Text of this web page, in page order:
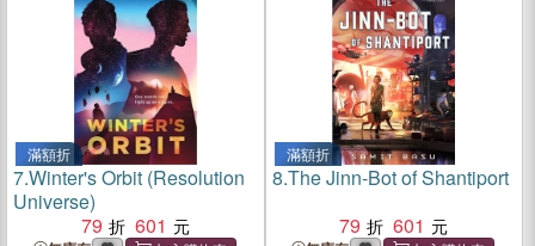
滿額折
7.Winter's Orbit (Resolution
Universe)
79
601
滿額折
8.The Jinn-Bot of Shantiport
79
601